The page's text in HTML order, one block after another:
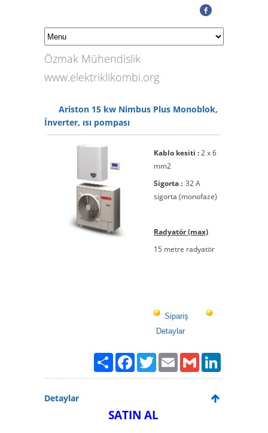
Özmak Mühendislik
www.elektriklikombi.org
Ariston 15 kw Nimbus Plus Monoblok,
İnverter, ısı pompası
Kablo kesiti :2 x 6
mm2
Sigorta : 32 A
sigorta (monofaze)
Radyatör (max)
15 metre radyatör
Sipariş
Detaylar
PaylaşFacebook
TwitterEmailGmail
Detaylar
SATIN AL